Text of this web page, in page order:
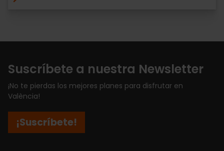
Suscríbete a nuestra Newsletter
¡No te pierdas los mejores planes para disfrutar en
València!
¡Suscríbete!